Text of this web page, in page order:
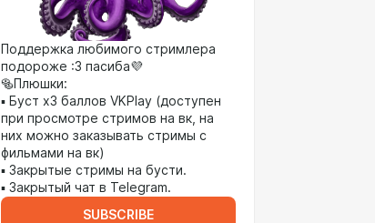
Поддержка любимого стримлера
подороже :3 пасиба💜
🥯Плюшки:
▪︎ Буст х3 баллов VKPlay (доступен
при просмотре стримов на вк, на
них можно заказывать стримы с
фильмами на вк)
▪︎ Закрытые стримы на бусти.
▪︎ Закрытый чат в Telegram.
SUBSCRIBE